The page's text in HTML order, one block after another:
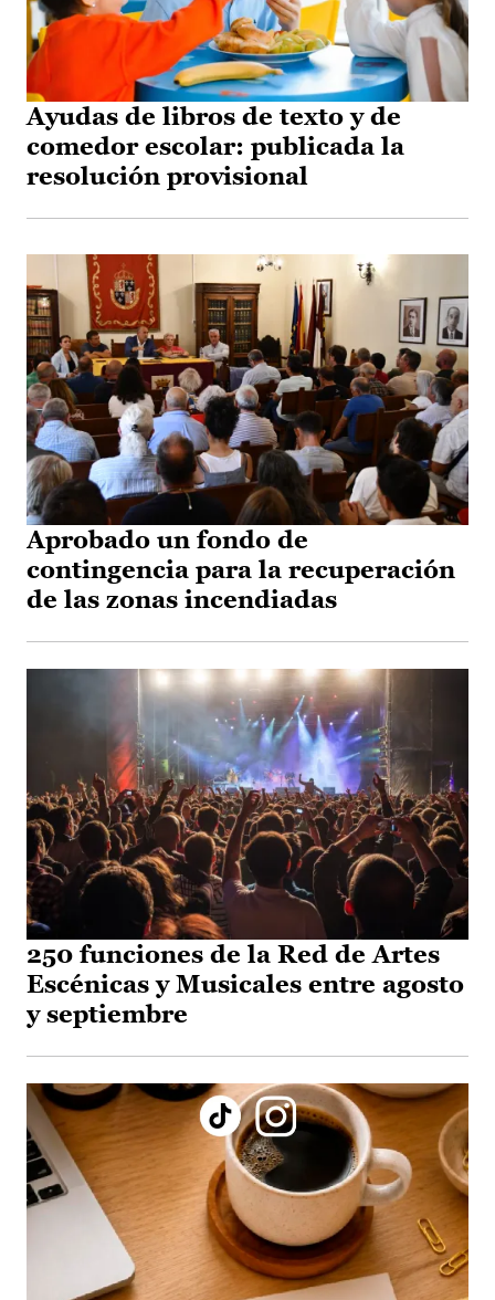
Ayudas de libros de texto y de
comedor escolar: publicada la
resolución provisional
Aprobado un fondo de
contingencia para la recuperación
de las zonas incendiadas
250 funciones de la Red de Artes
Escénicas y Musicales entre agosto
y septiembre